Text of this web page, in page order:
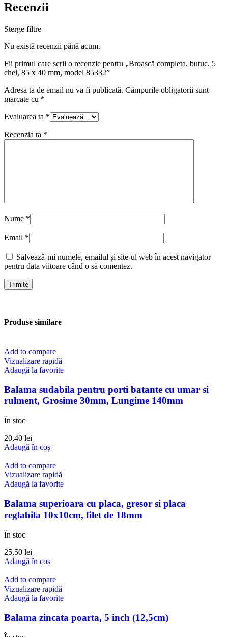
Recenzii
Sterge filtre
Nu există recenzii până acum.
Fii primul care scrii o recenzie pentru „Broască completa, butuc, 5
chei, 85 x 40 mm, model 85332”
Adresa ta de email nu va fi publicată. Câmpurile obligatorii sunt
marcate cu *
Evaluarea ta *
Recenzia ta *
Nume *
Email *
Salvează-mi numele, emailul și site-ul web în acest navigator
pentru data viitoare când o să comentez.
Produse similare
Add to compare
Vizualizare rapidă
Adaugă la favorite
Balama sudabila pentru porti batante cu umar si
rulment, Grosime 30mm, Lungime 140mm
În stoc
20,40 lei
Adaugă în coș
Add to compare
Vizualizare rapidă
Adaugă la favorite
Balama superioara cu placa, gresor si placa
reglabila 10x10cm, filet de 18mm
În stoc
25,50 lei
Adaugă în coș
Add to compare
Vizualizare rapidă
Adaugă la favorite
Balama zincata poarta, 5 inch (12,5cm)